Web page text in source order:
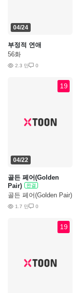
04/24
부정적 연애
56화
2.3 만 0
19
04/22
골든 페어(Golden
Pair)
완결
골든 페어(Golden Pair)
외전 3화
1.7 만 0
19